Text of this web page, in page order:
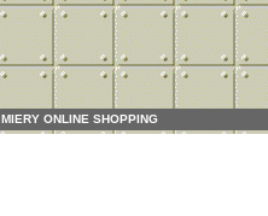
MIERY ONLINE SHOPPING